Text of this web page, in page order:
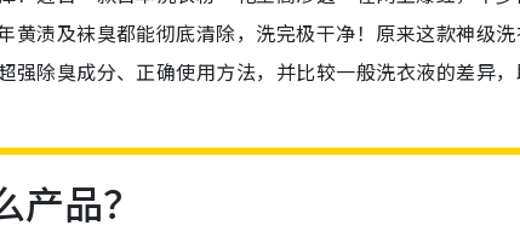
黄渍及袜臭都能彻底清除，洗完极干净！原来这款神级
强除臭成分、正确使用方法，并比较一般洗衣液的差异
品？